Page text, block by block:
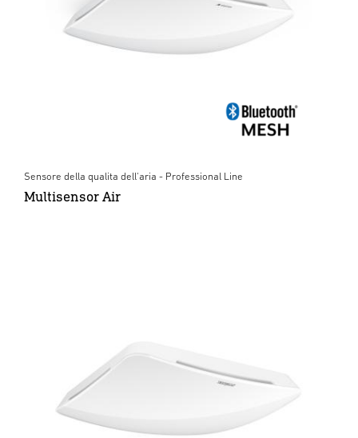
Sensore della qualita dell'aria - Professional Line
Multisensor Air